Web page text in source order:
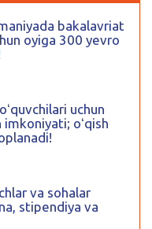
bakalavriat
oyiga 300 yevro
uchun
imkoniyati; oʻqish
va sohalar
stipendiya va